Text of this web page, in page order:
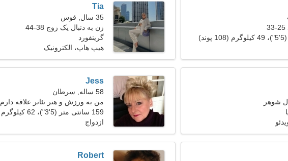
Tia
35 سال, قوس
زن به دنبال یک زوج 38-44
گرینفورد
هیپ هاپ، الکترونیک
شوهر
Jess
58 ساله, سرطان
من به ورزش و هنر تئاتر علاقه دارم
159 سانتی متر (5'3")، 62 کیلوگرم (136 پوند)
ازدواج
Robert